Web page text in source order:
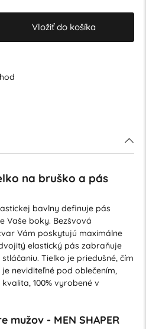
Vložiť do košíka
na bruško a pás
bavlny definuje pás
Vaše boky. Bezšvová
Vám poskytujú maximálne
elastický pás zabraňuje
Tielko je priedušné, čím
neviditeľné pod oblečením,
100% vyrobené v
mužov - MEN SHAPER